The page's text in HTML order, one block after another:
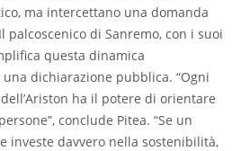
ma intercettano una domanda
di Sanremo, con i suoi
questa dinamica
dichiarazione pubblica. “Ogni
ha il potere di orientare
conclude Pitea. “Se un
investe davvero nella sostenibilità,